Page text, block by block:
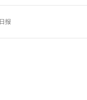
报